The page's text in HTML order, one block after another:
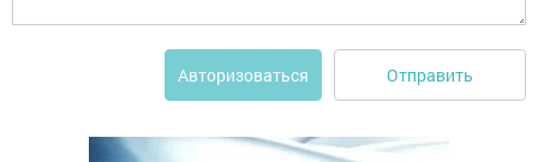
Авторизоваться Отправить